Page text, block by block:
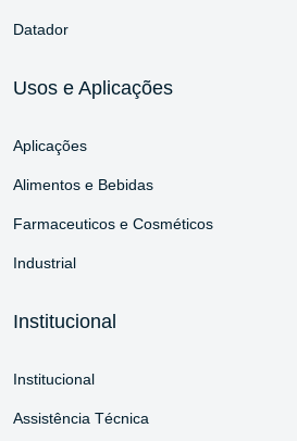
Datador
Usos e Aplicações
Aplicações
Alimentos e Bebidas
Farmaceuticos e Cosméticos
Industrial
Institucional
Institucional
Assistência Técnica